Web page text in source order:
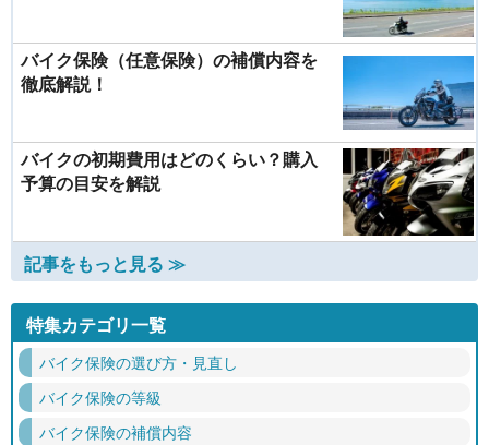
バイク保険（任意保険）の補償内容を
徹底解説！
バイクの初期費用はどのくらい？購入
予算の目安を解説
記事をもっと見る ≫
特集カテゴリ一覧
バイク保険の選び方・見直し
バイク保険の等級
バイク保険の補償内容